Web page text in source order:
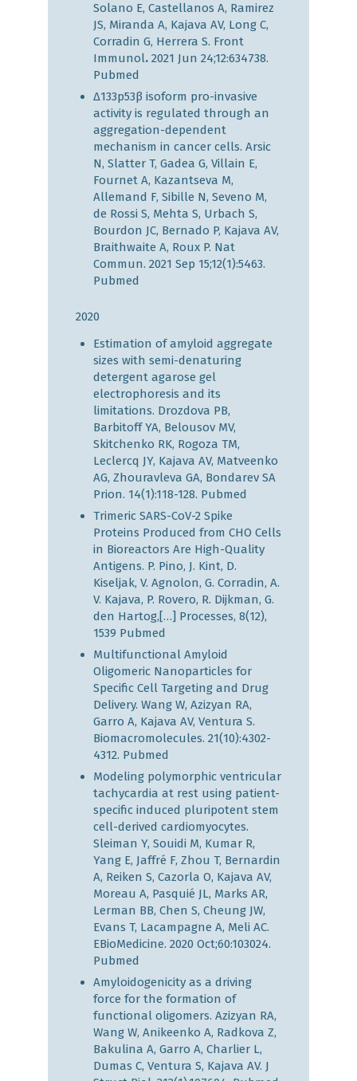
Solano E, Castellanos A, Ramirez
JS, Miranda A, Kajava AV, Long C,
Corradin G, Herrera S. Front
Immunol. 2021 Jun 24;12:634738.
Pubmed
Δ133p53β isoform pro-invasive
activity is regulated through an
aggregation-dependent
mechanism in cancer cells. Arsic
N, Slatter T, Gadea G, Villain E,
Fournet A, Kazantseva M,
Allemand F, Sibille N, Seveno M,
de Rossi S, Mehta S, Urbach S,
Bourdon JC, Bernado P, Kajava AV,
Braithwaite A, Roux P. Nat
Commun. 2021 Sep 15;12(1):5463.
Pubmed
2020
Estimation of amyloid aggregate
sizes with semi-denaturing
detergent agarose gel
electrophoresis and its
limitations. Drozdova PB,
Barbitoff YA, Belousov MV,
Skitchenko RK, Rogoza TM,
Leclercq JY, Kajava AV, Matveenko
AG, Zhouravleva GA, Bondarev SA
Prion. 14(1):118-128. Pubmed
Trimeric SARS-CoV-2 Spike
Proteins Produced from CHO Cells
in Bioreactors Are High-Quality
Antigens. P. Pino, J. Kint, D.
Kiseljak, V. Agnolon, G. Corradin, A.
V. Kajava, P. Rovero, R. Dijkman, G.
den Hartog,[…] Processes, 8(12),
1539 Pubmed
Multifunctional Amyloid
Oligomeric Nanoparticles for
Specific Cell Targeting and Drug
Delivery. Wang W, Azizyan RA,
Garro A, Kajava AV, Ventura S.
Biomacromolecules. 21(10):4302-
4312. Pubmed
Modeling polymorphic ventricular
tachycardia at rest using patient-
specific induced pluripotent stem
cell-derived cardiomyocytes.
Sleiman Y, Souidi M, Kumar R,
Yang E, Jaffré F, Zhou T, Bernardin
A, Reiken S, Cazorla O, Kajava AV,
Moreau A, Pasquié JL, Marks AR,
Lerman BB, Chen S, Cheung JW,
Evans T, Lacampagne A, Meli AC.
EBioMedicine. 2020 Oct;60:103024.
Pubmed
Amyloidogenicity as a driving
force for the formation of
functional oligomers. Azizyan RA,
Wang W, Anikeenko A, Radkova Z,
Bakulina A, Garro A, Charlier L,
Dumas C, Ventura S, Kajava AV. J